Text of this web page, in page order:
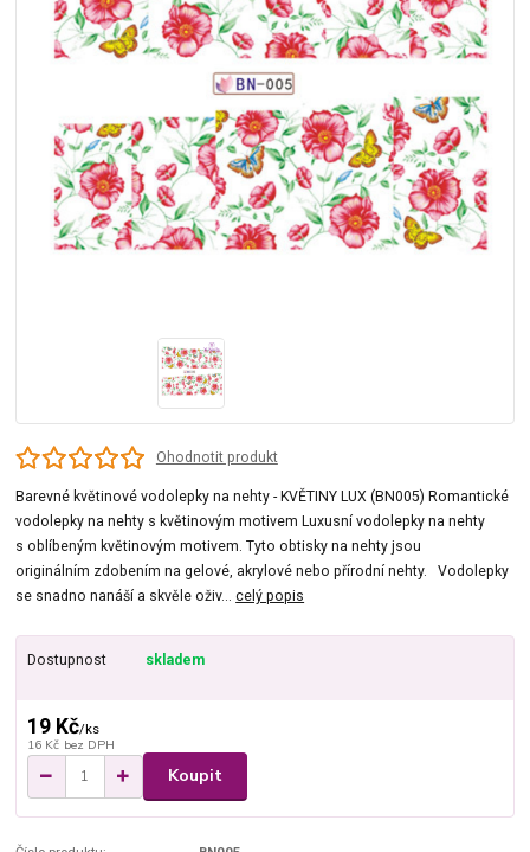
Ohodnotit produkt
Barevné květinové vodolepky na nehty - KVĚTINY LUX (BN005) Romantické
vodolepky na nehty s květinovým motivem Luxusní vodolepky na nehty
s oblíbeným květinovým motivem. Tyto obtisky na nehty jsou
originálním zdobením na gelové, akrylové nebo přírodní nehty. Vodolepky
se snadno nanáší a skvěle oživ...celý popis
Dostupnost skladem
19 Kč/ks
16 Kč bez DPH
Koupit